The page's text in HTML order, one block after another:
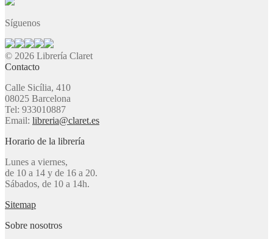
Síguenos
© 2026 Librería Claret
Contacto
Calle Sicília, 410
08025 Barcelona
Tel: 933010887
Email: libreria@claret.es
Horario de la librería
Lunes a viernes,
de 10 a 14 y de 16 a 20.
Sábados, de 10 a 14h.
Sitemap
Sobre nosotros